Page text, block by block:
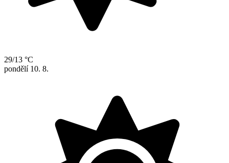
29/13 °C
pondělí 10. 8.